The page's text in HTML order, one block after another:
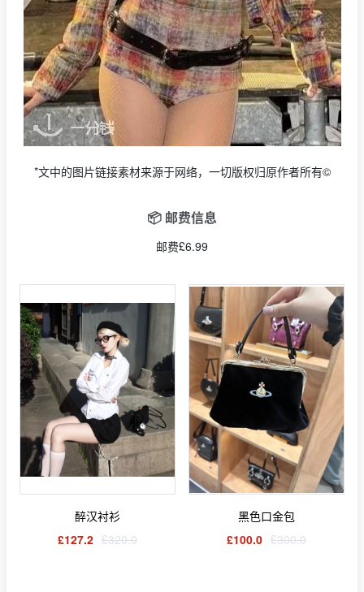
*文中的图片链接素材来源于网络，一切版权归原作者所有©
📦 邮费信息
邮费£6.99
醉汉衬衫
£127.2 £320.0
黑色口金包
£100.0 £300.0